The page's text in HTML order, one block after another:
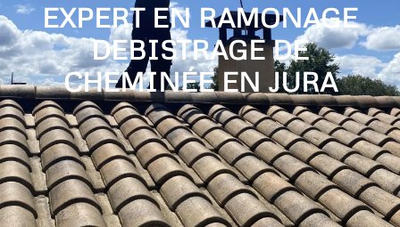
EXPERT EN RAMONAGE
DEBISTRAGE DE
CHEMINÉE EN JURA